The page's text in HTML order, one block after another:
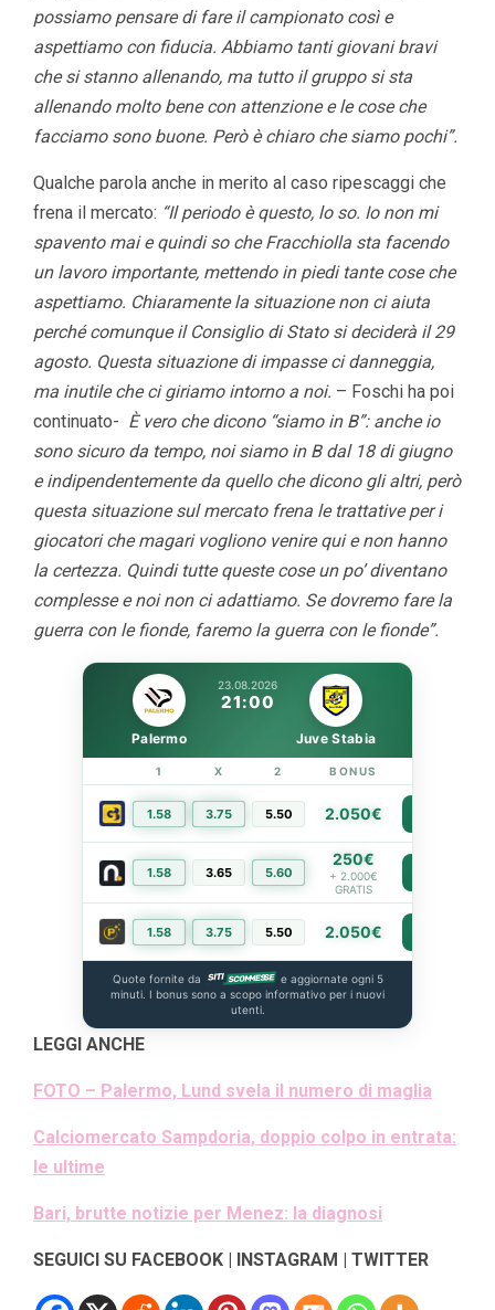
possiamo pensare di fare il campionato così e
aspettiamo con fiducia. Abbiamo tanti giovani bravi
che si stanno allenando, ma tutto il gruppo si sta
allenando molto bene con attenzione e le cose che
facciamo sono buone. Però è chiaro che siamo pochi”.
Qualche parola anche in merito al caso ripescaggi che
frena il mercato: “Il periodo è questo, lo so. Io non mi
spavento mai e quindi so che Fracchiolla sta facendo
un lavoro importante, mettendo in piedi tante cose che
aspettiamo. Chiaramente la situazione non ci aiuta
perché comunque il Consiglio di Stato si deciderà il 29
agosto. Questa situazione di impasse ci danneggia,
ma inutile che ci giriamo intorno a noi. – Foschi ha poi
continuato- È vero che dicono “siamo in B”: anche io
sono sicuro da tempo, noi siamo in B dal 18 di giugno
e indipendentemente da quello che dicono gli altri, però
questa situazione sul mercato frena le trattative per i
giocatori che magari vogliono venire qui e non hanno
la certezza. Quindi tutte queste cose un po’ diventano
complesse e noi non ci adattiamo. Se dovremo fare la
guerra con le fionde, faremo la guerra con le fionde”.
23.08.2026
21:00
Palermo Juve Stabia
1 X 2 BONUS
1.58 3.75 5.50 2.050€
1.58 3.65 5.60
250€
+ 2.000€
GRATIS
1.58 3.75 5.50 2.050€
Quote fornite da
e aggiornate ogni 5
minuti. I bonus sono a scopo informativo per i nuovi
utenti.
LEGGI ANCHE
FOTO – Palermo, Lund svela il numero di maglia
Calciomercato Sampdoria, doppio colpo in entrata:
le ultime
Bari, brutte notizie per Menez: la diagnosi
SEGUICI SU FACEBOOK | INSTAGRAM | TWITTER